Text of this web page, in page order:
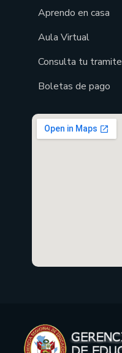
Aprendo en casa
Aula Virtual
Consulta tu tramite
Boletas de pago